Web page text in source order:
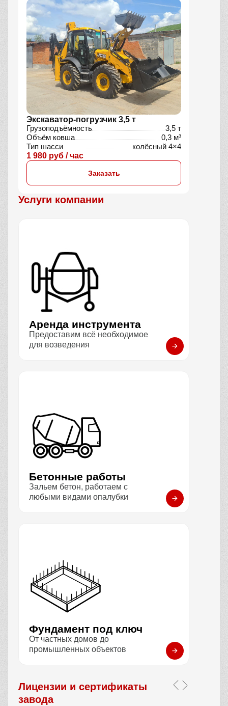
Экскаватор-погрузчик 3,5 т
Грузоподъёмность
3,5 т
Объём ковша
0,3 м³
Тип шасси
колёсный 4×4
1 980 руб / час
Заказать
Услуги компании
Аренда инструмента
Предоставим всё необходимое
для возведения
Бетонные работы
Зальем бетон, работаем с
любыми видами опалубки
Фундамент под ключ
От частных домов до
промышленных объектов
Лицензии и сертификаты
завода